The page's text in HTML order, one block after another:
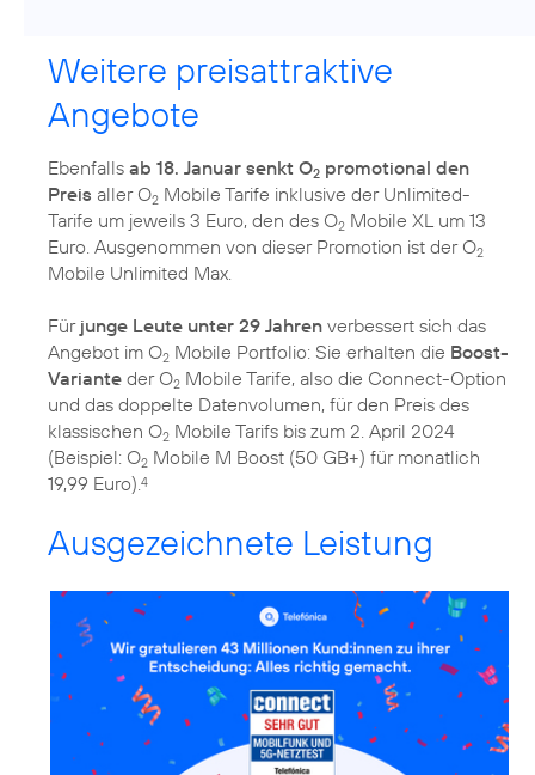
Weitere preisattraktive
Angebote
Ebenfalls ab 18. Januar senkt O2 promotional den
Preis aller O2 Mobile Tarife inklusive der Unlimited-
Tarife um jeweils 3 Euro, den des O2 Mobile XL um 13
Euro. Ausgenommen von dieser Promotion ist der O2
Mobile Unlimited Max.
Für junge Leute unter 29 Jahren verbessert sich das
Angebot im O2 Mobile Portfolio: Sie erhalten die Boost-
Variante der O2 Mobile Tarife, also die Connect-Option
und das doppelte Datenvolumen, für den Preis des
klassischen O2 Mobile Tarifs bis zum 2. April 2024
(Beispiel: O2 Mobile M Boost (50 GB+) für monatlich
19,99 Euro). 4
Ausgezeichnete Leistung